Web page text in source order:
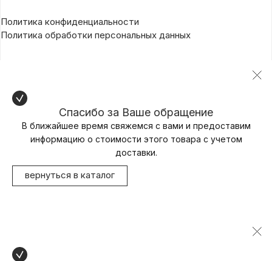
Политика конфиденциальности
Политика обработки персональных данных
Спасибо за Ваше обращение
В ближайшее время свяжемся с вами и предоставим
информацию о стоимости этого товара с учетом
доставки.
вернуться в каталог